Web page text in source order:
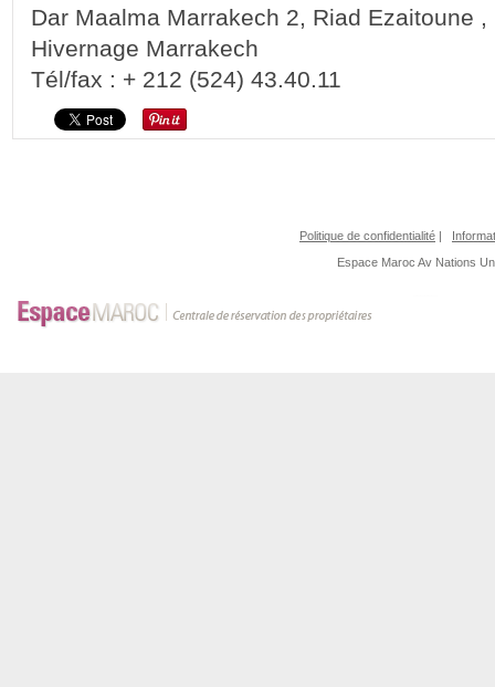
Dar Maalma Marrakech 2, Riad Ezaitoune
Hivernage Marrakech
Tél/fax : + 212 (524) 43.40.11
Politique de confidentialité |
Espace Maroc Av Nations